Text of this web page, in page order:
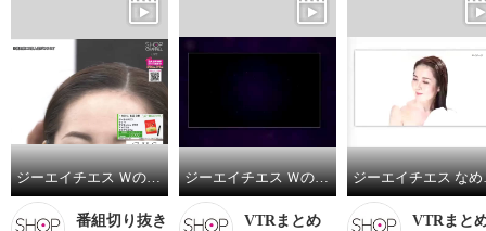
ジーエイチエス Ｗの有効成分配合！ ナノ ７ コンプリーナイトマックス （Ｈ薬用育毛ローション） スペシャルセット
番組切り抜き
ジーエイチエス Ｗの有効成分配合！ ナノ ７ コンプリーナイトマックス （Ｈ薬用育毛ローション） スペシャルセット
VTRまとめ
ジーエイチエス
VTRまと